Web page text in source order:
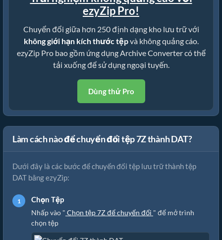
ezyZip Pro!
Chuyển đổi giữa hơn 250 định dạng kho lưu trữ với
không giới hạn kích thước tệpvà không quảng cáo.
ezyZip Pro bao gồm ứng dụng Archive Converter có thể
tải xuống để sử dụng ngoại tuyến.
Dùng thử Pro
Làm cách nào để chuyển đổi tệp 7Z thành DAT?
Dưới đây là các bước để chuyển đổi tệp lưu trữ thành tệp
DAT bằng ezyZip:
Chọn Tệp
Nhấp vào " Chọn tệp 7Z để chuyển đổi " để mở trình
chọn tệp